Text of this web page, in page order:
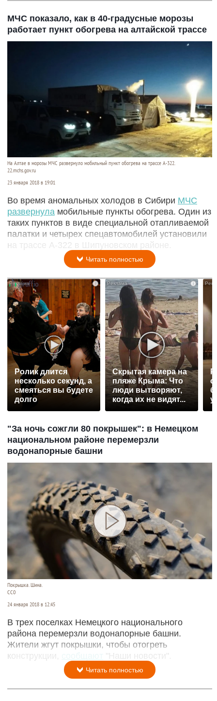
МЧС показало, как в 40-градусные морозы
работает пункт обогрева на алтайской трассе
На Алтае в морозы МЧС развернуло мобильный пункт обогрева на трассе А-322.
22.mchs.gov.ru
23 января 2018 в 19:01
Во время аномальных холодов в Сибири МЧС
развернула мобильные пункты обогрева. Один из
таких пунктов в виде специальной отапливаемой
палатки и четырех спецавтомобилей установили
на трассе А-322 в Шипуновском районе.
Читать полностью
i
Ролик длится
несколько секунд, а
смеяться вы будете
долго
i
Скрытая камера на
пляже Крыма: Что
люди вытворяют,
когда их не видят...
"За ночь сожгли 80 покрышек": в Немецком
национальном районе перемерзли
водонапорные башни
Покрышка. Шина.
СС0
24 января 2018 в 12:45
В трех поселках Немецкого национального
района перемерзли водонапорные башни.
Жители жгут покрышки, чтобы отогреть
конструкции,
сообщают "Наши новости".
Читать полностью